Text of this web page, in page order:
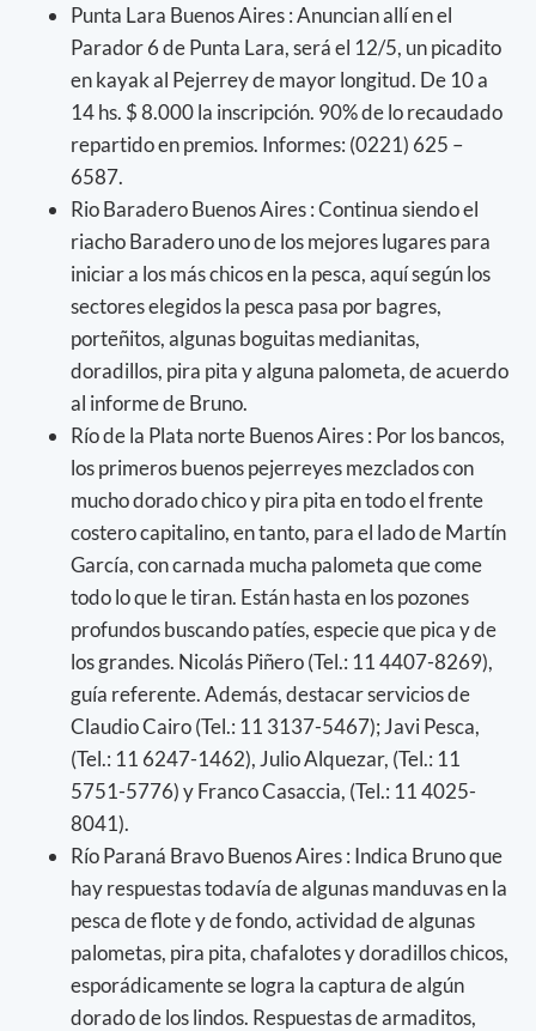
Punta Lara Buenos Aires : Anuncian allí en el
Parador 6 de Punta Lara, será el 12/5, un picadito
en kayak al Pejerrey de mayor longitud. De 10 a
14 hs. $ 8.000 la inscripción. 90% de lo recaudado
repartido en premios. Informes: (0221) 625 –
6587.
Rio Baradero Buenos Aires : Continua siendo el
riacho Baradero uno de los mejores lugares para
iniciar a los más chicos en la pesca, aquí según los
sectores elegidos la pesca pasa por bagres,
porteñitos, algunas boguitas medianitas,
doradillos, pira pita y alguna palometa, de acuerdo
al informe de Bruno.
Río de la Plata norte Buenos Aires : Por los bancos,
los primeros buenos pejerreyes mezclados con
mucho dorado chico y pira pita en todo el frente
costero capitalino, en tanto, para el lado de Martín
García, con carnada mucha palometa que come
todo lo que le tiran. Están hasta en los pozones
profundos buscando patíes, especie que pica y de
los grandes. Nicolás Piñero (Tel.: 11 4407-8269),
guía referente. Además, destacar servicios de
Claudio Cairo (Tel.: 11 3137-5467); Javi Pesca,
(Tel.: 11 6247-1462), Julio Alquezar, (Tel.: 11
5751-5776) y Franco Casaccia, (Tel.: 11 4025-
8041).
Río Paraná Bravo Buenos Aires : Indica Bruno que
hay respuestas todavía de algunas manduvas en la
pesca de flote y de fondo, actividad de algunas
palometas, pira pita, chafalotes y doradillos chicos,
esporádicamente se logra la captura de algún
dorado de los lindos. Respuestas de armaditos,